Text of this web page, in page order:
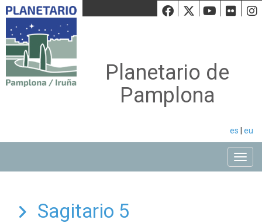
Facebook
Twiiter
Planetario de
Pamplona
es eu
Sagitario 5